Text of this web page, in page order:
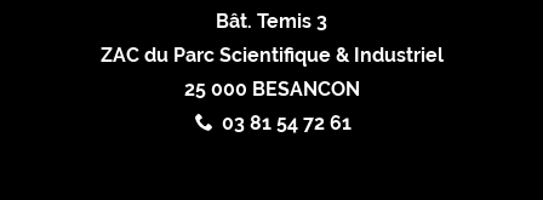
Bât. Temis 3
ZAC du Parc Scientifique & Industriel
25 000 BESANCON
03 81 54 72 61